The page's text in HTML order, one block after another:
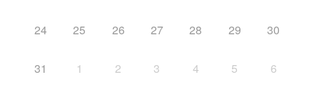
24 25 26 27 28 29 30
31 1 2 3 4 5 6